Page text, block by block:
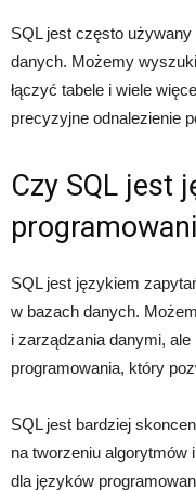
SQL jest często
danych. Możemy
łączyć tabele i wiele
precyzyjne odnalezienie
Czy SQL jest
SQL jest językiem
w bazach danych.
i zarządzania danymi,
programowania, który
SQL jest bardziej
na tworzeniu algorytmów
dla języków